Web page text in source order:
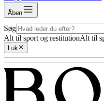
Åben
Søg
Alt til sport og restitutionAlt til
Luk